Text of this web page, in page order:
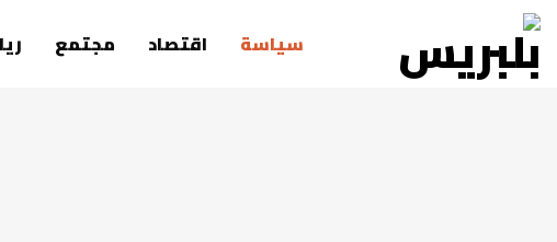
سياسة اقتصاد مجتمع